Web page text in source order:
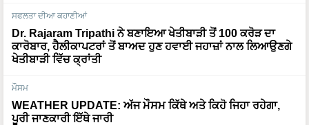
ਸਫਲਤਾ ਦੀਆ ਕਹਾਣੀਆਂ
Dr. Rajaram Tripathi ਨੇ ਬਣਾਇਆ ਖੇਤੀਬਾੜੀ ਤੋਂ 100 ਕਰੋੜ ਦਾ
ਕਾਰੋਬਾਰ, ਹੈਲੀਕਾਪਟਰਾਂ ਤੋਂ ਬਾਅਦ ਹੁਣ ਹਵਾਈ ਜਹਾਜ਼ਾਂ ਨਾਲ ਲਿਆਉਣਗੇ
ਖੇਤੀਬਾੜੀ ਵਿੱਚ ਕ੍ਰਾਂਤੀ
ਮੌਸਮ
WEATHER UPDATE: ਅੱਜ ਮੌਸਮ ਕਿੱਥੇ ਅਤੇ ਕਿਹੋ ਜਿਹਾ ਰਹੇਗਾ,
ਪੂਰੀ ਜਾਣਕਾਰੀ ਇੱਥੇ ਜਾਰੀ